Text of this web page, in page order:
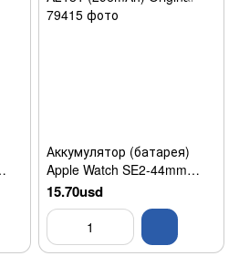
Аккумулятор (батарея)
Apple Watch SE2-44mm
A2181 (296mAh) Original
15.70usd